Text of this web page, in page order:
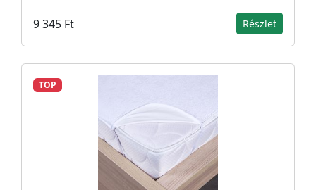
9 345 Ft Részlet
TOP